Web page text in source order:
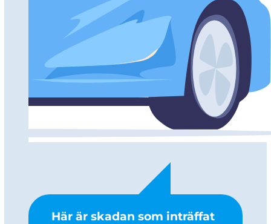
Här är skadan som inträffat